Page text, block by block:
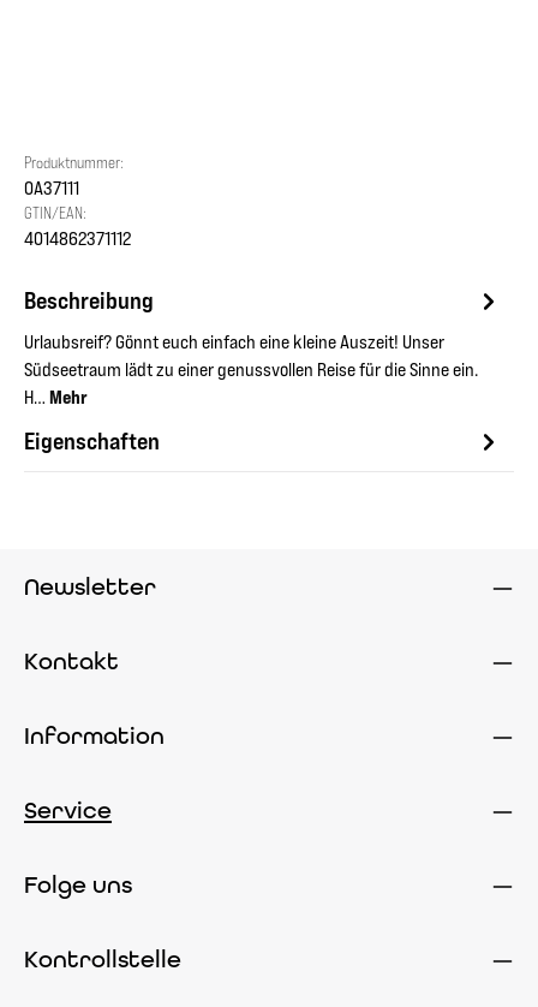
Produktnummer:
OA37111
GTIN/EAN:
4014862371112
Beschreibung
Urlaubsreif? Gönnt euch einfach eine kleine Auszeit! Unser
Südseetraum lädt zu einer genussvollen Reise für die Sinne ein.
H… Mehr
Eigenschaften
Newsletter
Kontakt
Information
Service
Folge uns
Kontrollstelle